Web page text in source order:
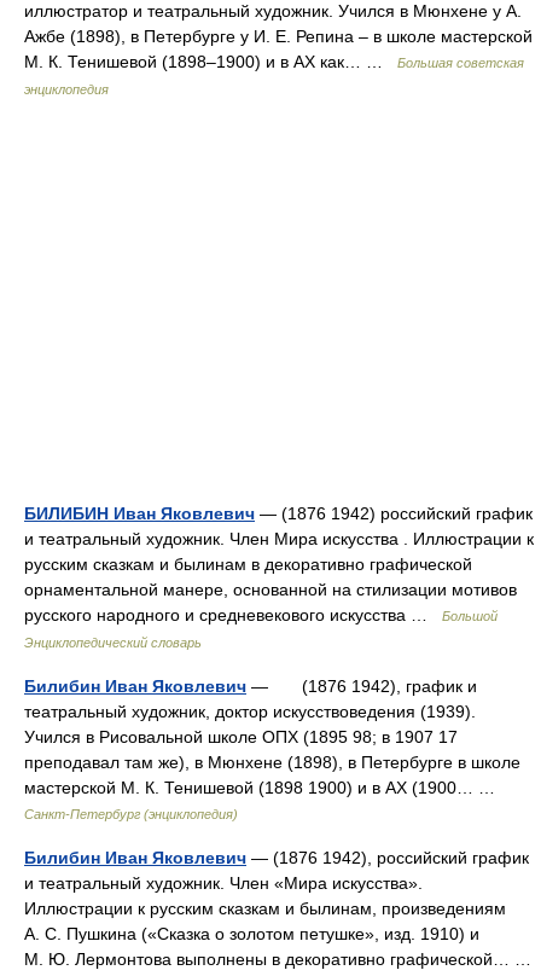
иллюстратор и театральный художник. Учился в Мюнхене у А.
Ажбе (1898), в Петербурге у И. Е. Репина ‒ в школе мастерской
М. К. Тенишевой (1898‒1900) и в АХ как… …
Большая советская
энциклопедия
БИЛИБИН Иван Яковлевич — (1876 1942) российский график
и театральный художник. Член Мира искусства . Иллюстрации к
русским сказкам и былинам в декоративно графической
орнаментальной манере, основанной на стилизации мотивов
русского народного и средневекового искусства …
Большой
Энциклопедический словарь
Билибин Иван Яковлевич — (1876 1942), график и
театральный художник, доктор искусствоведения (1939).
Учился в Рисовальной школе ОПХ (1895 98; в 1907 17
преподавал там же), в Мюнхене (1898), в Петербурге в школе
мастерской М. К. Тенишевой (1898 1900) и в АХ (1900… …
Санкт-Петербург (энциклопедия)
Билибин Иван Яковлевич — (1876 1942), российский график
и театральный художник. Член «Мира искусства».
Иллюстрации к русским сказкам и былинам, произведениям
А. С. Пушкина («Сказка о золотом петушке», изд. 1910) и
М. Ю. Лермонтова выполнены в декоративно графической… …